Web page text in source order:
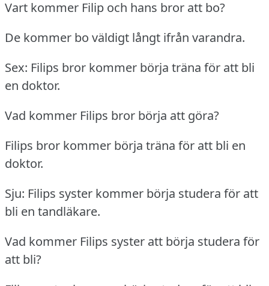
Vart kommer Filip och hans bror att bo?
De kommer bo väldigt långt ifrån varandra.
Sex: Filips bror kommer börja träna för att bli
en doktor.
Vad kommer Filips bror börja att göra?
Filips bror kommer börja träna för att bli en
doktor.
Sju: Filips syster kommer börja studera för att
bli en tandläkare.
Vad kommer Filips syster att börja studera för
att bli?